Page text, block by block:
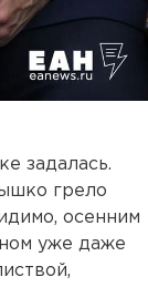
задалась.
грело
осенним
уже даже